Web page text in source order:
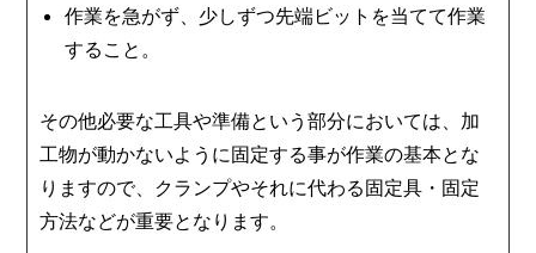
作業を急がず、少しずつ先端ビットを当てて作業
すること。
その他必要な工具や準備という部分においては、加
工物が動かないように固定する事が作業の基本とな
りますので、クランプやそれに代わる固定具・固定
方法などが重要となります。